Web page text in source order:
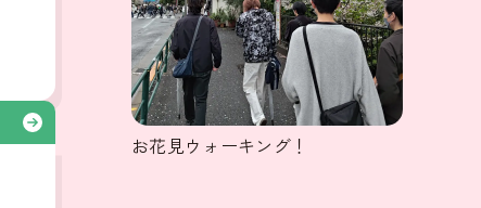
お花見ウォーキング！